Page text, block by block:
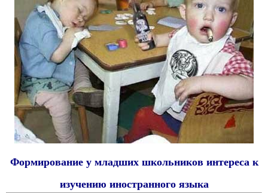
Формирование у младших школьников интереса к
изучению иностранного языка